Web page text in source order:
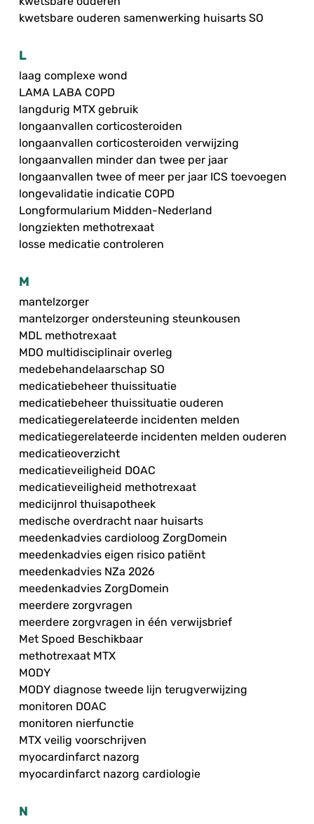
kwetsbare ouderen samenwerking huisarts SO
L
laag complexe wond
LAMA LABA COPD
langdurig MTX gebruik
longaanvallen corticosteroiden
longaanvallen corticosteroiden verwijzing
longaanvallen minder dan twee per jaar
longaanvallen twee of meer per jaar ICS toevoegen
longevalidatie indicatie COPD
Longformularium Midden-Nederland
longziekten methotrexaat
losse medicatie controleren
M
mantelzorger
mantelzorger ondersteuning steunkousen
MDL methotrexaat
MDO multidisciplinair overleg
medebehandelaarschap SO
medicatiebeheer thuissituatie
medicatiebeheer thuissituatie ouderen
medicatiegerelateerde incidenten melden
medicatiegerelateerde incidenten melden ouderen
medicatieoverzicht
medicatieveiligheid DOAC
medicatieveiligheid methotrexaat
medicijnrol thuisapotheek
medische overdracht naar huisarts
meedenkadvies cardioloog ZorgDomein
meedenkadvies eigen risico patiënt
meedenkadvies NZa 2026
meedenkadvies ZorgDomein
meerdere zorgvragen
meerdere zorgvragen in één verwijsbrief
Met Spoed Beschikbaar
methotrexaat MTX
MODY
MODY diagnose tweede lijn terugverwijzing
monitoren DOAC
monitoren nierfunctie
MTX veilig voorschrijven
myocardinfarct nazorg
myocardinfarct nazorg cardiologie
N